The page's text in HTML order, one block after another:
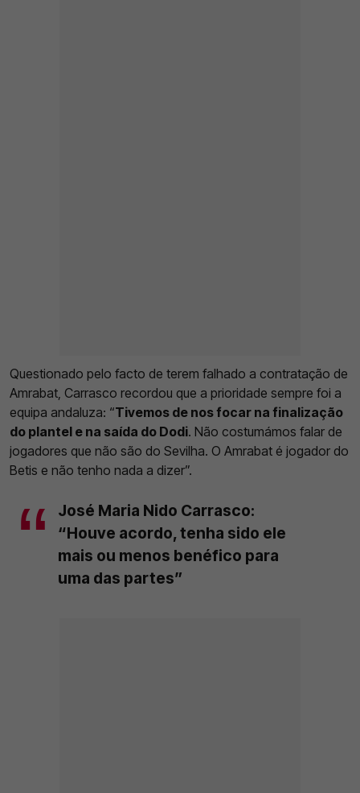
Questionado pelo facto de terem falhado a contratação de
Amrabat, Carrasco recordou que a prioridade sempre foi a
equipa andaluza: “Tivemos de nos focar na finalização
do plantel e na saída do Dodi. Não costumámos falar de
jogadores que não são do Sevilha. O Amrabat é jogador do
Betis e não tenho nada a dizer”.
José Maria Nido Carrasco:
“Houve acordo, tenha sido ele
mais ou menos benéfico para
uma das partes”